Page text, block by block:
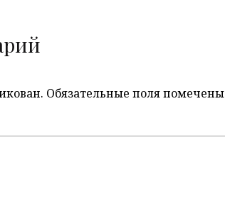
Обязательные поля помечены